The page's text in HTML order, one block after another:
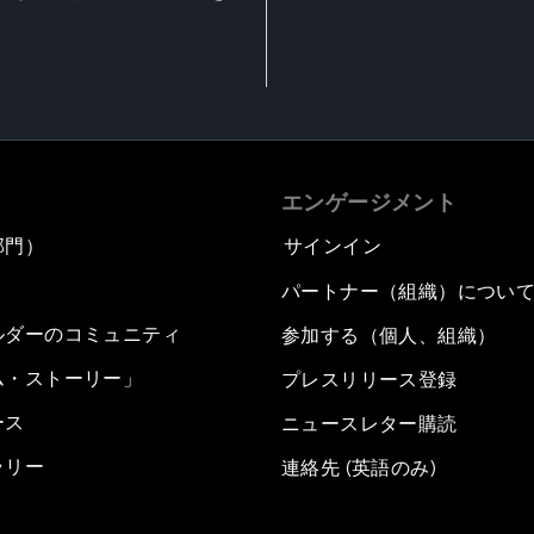
）
ーのコミュニティ
ストーリー」
ー
エンゲージメント
サインイン
パートナー（組織）につい
参加する（個人、組織）
プレスリリース登録
ニュースレター購読
連絡先 (英語のみ)